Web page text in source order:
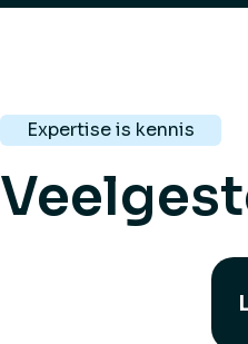
Expertise is kennis